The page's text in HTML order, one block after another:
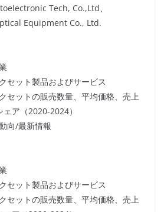
Tech, Co.,Ltd、
Equipment Co., Ltd.
セット製品およびサービス
セットの販売数量、平均価格、売上
ア（2020-2024）
向/最新情報
セット製品およびサービス
セットの販売数量、平均価格、売上